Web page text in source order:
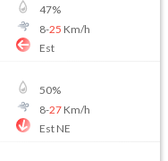
47%
8-25 Km/h
Est
50%
8-27Km/h
Est NE